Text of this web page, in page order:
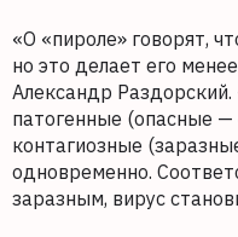
«О «пироле» говорят,
но это делает его
Александр
патогенные (опасные —
контагиозные
одновременно.
заразным, вирус